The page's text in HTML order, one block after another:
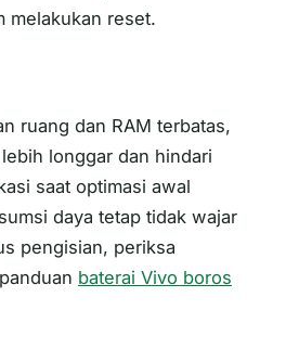
melakukan reset.
ruang dan RAM terbatas,
longgar dan hindari
saat optimasi awal
daya tetap tidak wajar
pengisian, periksa
baterai Vivo boros